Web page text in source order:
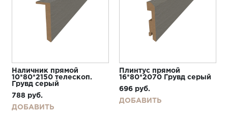
Наличник прямой
10*80*2150 телескоп.
Грувд серый
788 руб.
ДОБАВИТЬ
Плинтус прямой
16*80*2070 Грувд серый
696 руб.
ДОБАВИТЬ